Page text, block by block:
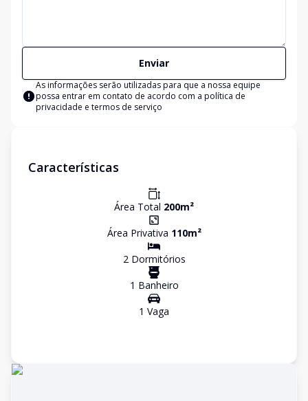
Enviar
As informações serão utilizadas para que a nossa equipe
possa entrar em contato de acordo com a política de
privacidade e termos de serviço
Características
Área Total 200m²
Área Privativa 110m²
2Dormitórios
1 Banheiro
1 Vaga